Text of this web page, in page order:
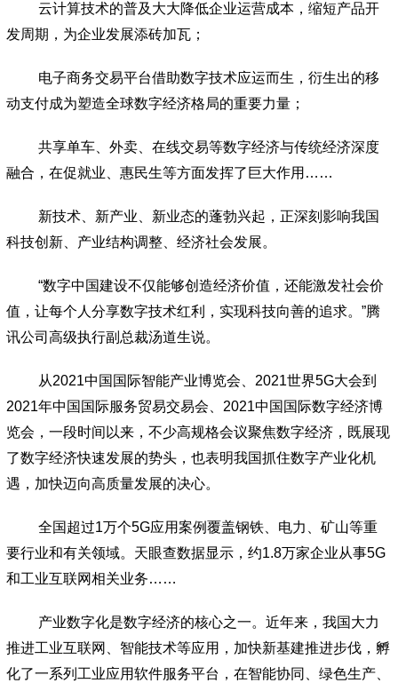
云计算技术的普及大大降低企业运营成本，缩短产品开
发周期，为企业发展添砖加瓦；
电子商务交易平台借助数字技术应运而生，衍生出的移
动支付成为塑造全球数字经济格局的重要力量；
共享单车、外卖、在线交易等数字经济与传统经济深度
融合，在促就业、惠民生等方面发挥了巨大作用……
新技术、新产业、新业态的蓬勃兴起，正深刻影响我国
科技创新、产业结构调整、经济社会发展。
“数字中国建设不仅能够创造经济价值，还能激发社会价
值，让每个人分享数字技术红利，实现科技向善的追求。”腾
讯公司高级执行副总裁汤道生说。
从2021中国国际智能产业博览会、2021世界5G大会到
2021年中国国际服务贸易交易会、2021中国国际数字经济博
览会，一段时间以来，不少高规格会议聚焦数字经济，既展现
了数字经济快速发展的势头，也表明我国抓住数字产业化机
遇，加快迈向高质量发展的决心。
全国超过1万个5G应用案例覆盖钢铁、电力、矿山等重
要行业和有关领域。天眼查数据显示，约1.8万家企业从事5G
和工业互联网相关业务……
产业数字化是数字经济的核心之一。近年来，我国大力
推进工业互联网、智能技术等应用，加快新基建推进步伐，孵
化了一系列工业应用软件服务平台，在智能协同、绿色生产、